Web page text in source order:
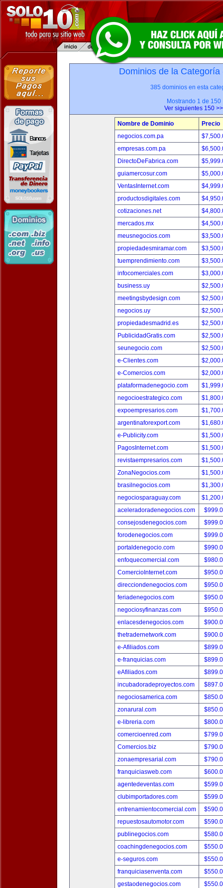
Dominios de la
385 dominios en esta
Mostrando 1 de 150
Ver siguientes 150 >>
Nombre de Dominio
Precio
negocios.com.pa
empresas.com.pa
DirectoDeFabrica.com
guiamercosur.com
VentasInternet.com
productosdigitales.com
cotizaciones.net
mercados.mx
meusnegocios.com
propiedadesmiramar.com
tuemprendimiento.com
infocomerciales.com
business.uy
meetingsbydesign.com
negocios.uy
propiedadesmadrid.es
PublicidadGratis.com
seunegocio.com
e-Clientes.com
e-Comercios.com
plataformadenegocio.com
negocioestrategico.com
expoempresarios.com
argentinaforexport.com
e-Publicity.com
PagosInternet.com
revistaempresarios.com
ZonaNegocios.com
brasilnegocios.com
negociosparaguay.com
aceleradoradenegocios.com
consejosdenegocios.com
forodenegocios.com
portaldenegocio.com
enfoquecomercial.com
ComercioInternet.com
direcciondenegocios.com
feriadenegocios.com
negociosyfinanzas.com
enlacesdenegocios.com
thetradernetwork.com
e-Afiliados.com
e-franquicias.com
eAfiliados.com
incubadoradeproyectos.com
negociosamerica.com
zonarural.com
e-libreria.com
comercioenred.com
Comercios.biz
zonaempresarial.com
franquiciasweb.com
agentedeventas.com
clubimportadores.com
entrenamientocomercial.com
repuestosautomotor.com
publinegocios.com
coachingdenegocios.com
e-seguros.com
franquiciasenventa.com
gestaodenegocios.com